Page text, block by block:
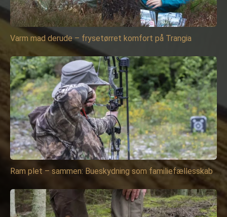
Varm mad derude – frysetørret komfort på Trangia
Ram plet – sammen: Bueskydning som familiefællesskab